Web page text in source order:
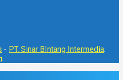
- PT. Sinar BIntang Intermedia.
.